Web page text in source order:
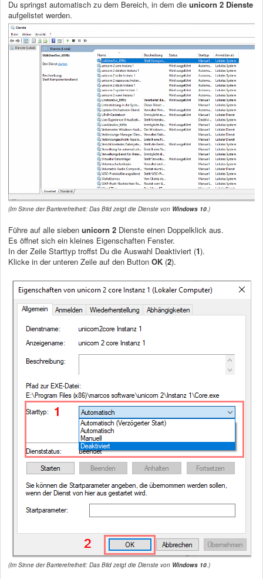
Du springst automatisch zu dem Bereich, in dem die unicorn 2 Dienste
aufgelistet werden.
(Im Sinne der Barrierefreiheit: Das Bild zeigt die Dienste von Windows 10.)
Führe auf alle sieben unicorn 2 Dienste einen Doppelklick aus.
Es öffnet sich ein kleines Eigenschaften Fenster.
In der Zeile Starttyp troffst Du die Auswahl Deaktiviert (1).
Klicke in der unteren Zeile auf den Button OK (2).
(Im Sinne der Barrierefreiheit: Das Bild zeigt die Dienste von Windows 10.)